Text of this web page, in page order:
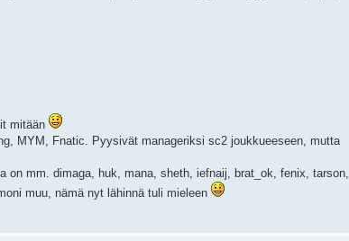
mitään
MYM, Fnatic. Pyysivät manageriksi sc2 joukkueeseen, mutta
mm. dimaga, huk, mana, sheth, iefnaij, brat_ok, fenix, tarson,
muu, nämä nyt lähinnä tuli mieleen